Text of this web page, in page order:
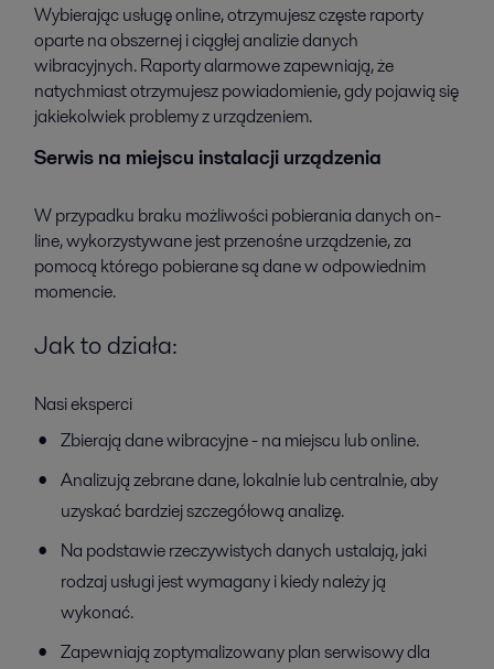
Wybierając usługę online, otrzymujesz częste raporty
oparte na obszernej i ciągłej analizie danych
wibracyjnych. Raporty alarmowe zapewniają, że
natychmiast otrzymujesz powiadomienie, gdy pojawią się
jakiekolwiek problemy z urządzeniem.
Serwis na miejscu instalacji urządzenia
W przypadku braku możliwości pobierania danych on-
line, wykorzystywane jest przenośne urządzenie, za
pomocą którego pobierane są dane w odpowiednim
momencie.
Jak to działa:
Nasi eksperci
Zbierają dane wibracyjne - na miejscu lub online.
Analizują zebrane dane, lokalnie lub centralnie, aby
uzyskać bardziej szczegółową analizę.
Na podstawie rzeczywistych danych ustalają, jaki
rodzaj usługi jest wymagany i kiedy należy ją
wykonać.
Zapewniają zoptymalizowany plan serwisowy dla